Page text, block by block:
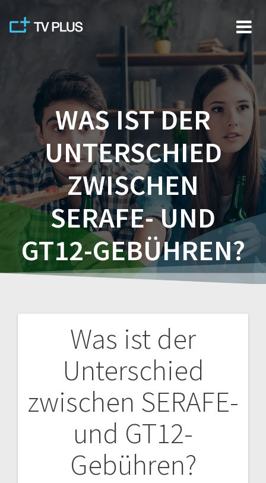
Skip
to
content
WAS IST DER
UNTERSCHIED
ZWISCHEN
SERAFE- UND
GT12-GEBÜHREN?
Was ist der
Unterschied
zwischen SERAFE-
und GT12-
Gebühren?
navigation